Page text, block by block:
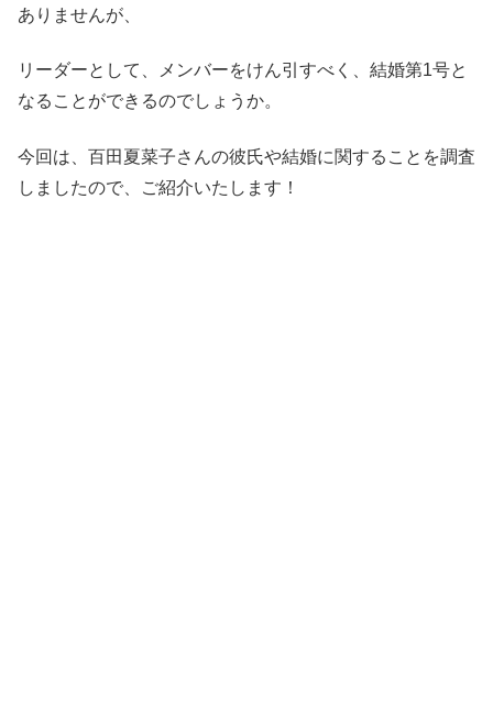
ありませんが、
リーダーとして、メンバーをけん引すべく、結婚第1号と
なることができるのでしょうか。
今回は、百田夏菜子さんの彼氏や結婚に関することを調査
しましたので、ご紹介いたします！